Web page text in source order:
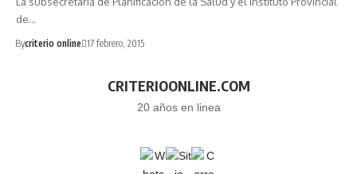
de…
Bycriterio online 17 febrero, 2015
CRITERIOONLINE.COM
20 años en linea